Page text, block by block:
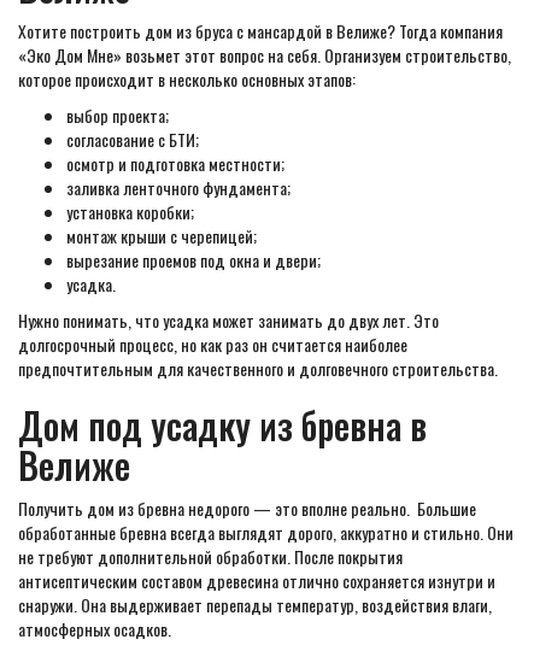
Хотите построить дом из бруса с мансардой в Велиже? Тогда компания
«Эко Дом Мне» возьмет этот вопрос на себя. Организуем строительство,
которое происходит в несколько основных этапов:
выбор проекта;
согласование с БТИ;
осмотр и подготовка местности;
заливка ленточного фундамента;
установка коробки;
монтаж крыши с черепицей;
вырезание проемов под окна и двери;
усадка.
Нужно понимать, что усадка может занимать до двух лет. Это
долгосрочный процесс, но как раз он считается наиболее
предпочтительным для качественного и долговечного строительства.
Дом под усадку из бревна в
Велиже
Получить дом из бревна недорого — это вполне реально. Большие
обработанные бревна всегда выглядят дорого, аккуратно и стильно. Они
не требуют дополнительной обработки. После покрытия
антисептическим составом древесина отлично сохраняется изнутри и
снаружи. Она выдерживает перепады температур, воздействия влаги,
атмосферных осадков.